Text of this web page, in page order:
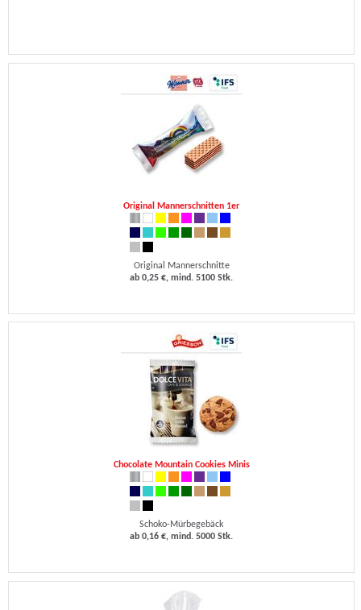
Original Mannerschnitten 1er
Original Mannerschnitte
ab 0,25 €, mind. 5100 Stk.
Chocolate Mountain Cookies Minis
Schoko-Mürbegebäck
ab 0,16 €, mind. 5000 Stk.